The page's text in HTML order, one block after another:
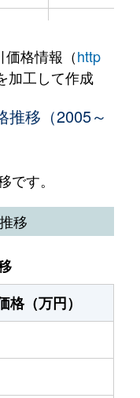
徒歩45分
徒歩45分
徒歩45分
格情報（http
加工して作成
推移（2005～
す。
移
格（万円）